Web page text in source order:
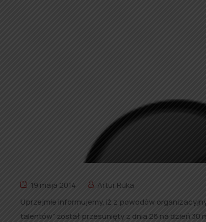
19 maja 2014
Artur Ruka
Uprzejmie informujemy, iż z powodów
talentów” został przesunięty z dnia 26 na dzień 30